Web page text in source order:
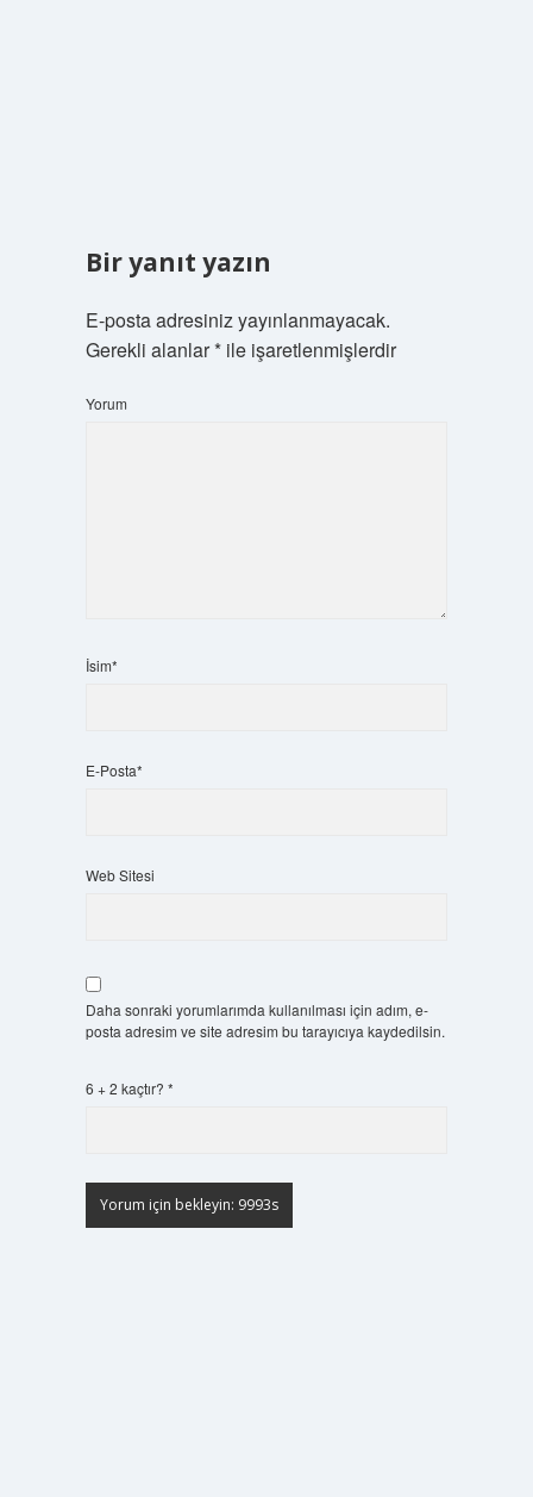
Bir yanıt yazın
E-posta adresiniz yayınlanmayacak.
Gerekli alanlar*ile işaretlenmişlerdir
Yorum
İsim*
E-Posta*
Web Sitesi
Daha sonraki yorumlarımda kullanılması için adım, e-
posta adresim ve site adresim bu tarayıcıya kaydedilsin.
6 + 2 kaçtır? *